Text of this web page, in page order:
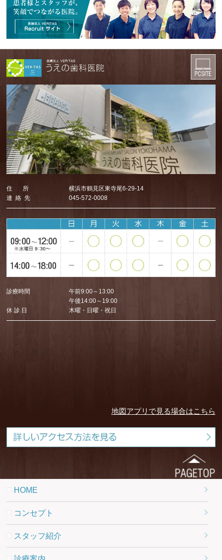
住 所
横浜市鶴見区東寺尾6-29-14
連 絡 先
045-572-0008
診療時間
午前9:00～13:00
午後14:00～19:00
休 診 日
木曜・日曜・祝日
地図アプリで見る場合はこちら
HOME
コンセプト
スタッフ紹介